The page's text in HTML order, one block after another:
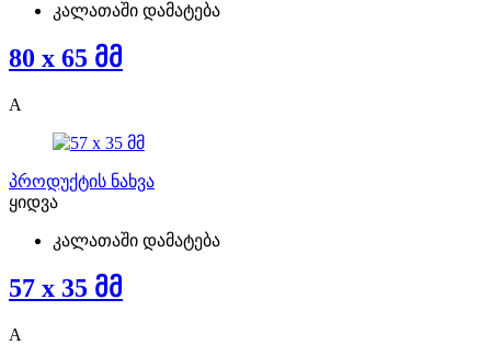
კალათაში დამატება
80 x 65 მმ
A
პროდუქტის ნახვა
ყიდვა
კალათაში დამატება
57 x 35 მმ
A